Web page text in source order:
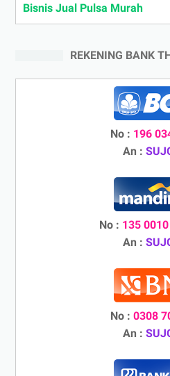
Bisnis Jual Pulsa Murah
REKENING BANK
No : 196
An :
No : 135
An :
No : 0308
An :